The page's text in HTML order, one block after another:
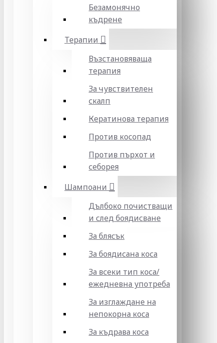
Безамонячно
къдрене
Терапии
Възстановяваща
терапия
За чувствителен
скалп
Кератинова терапия
Против косопад
Против пърхот и
себорея
Шампоани
Дълбоко почистващи
и след боядисване
За блясък
За боядисана коса
За всеки тип коса/
ежедневна употреба
За изглаждане на
непокорна коса
За къдрава коса